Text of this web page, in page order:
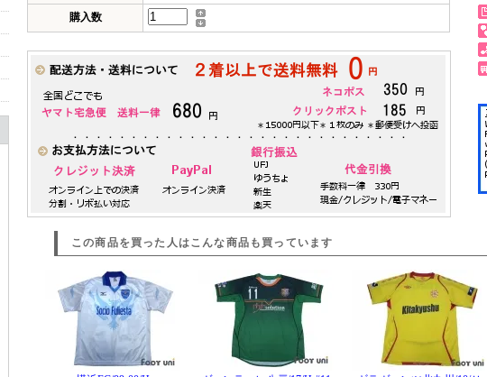
購入数
この商品を買った人はこんな商品も買っています